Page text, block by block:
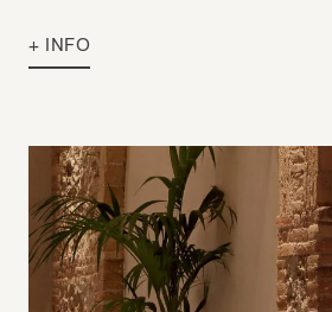
+ INFO